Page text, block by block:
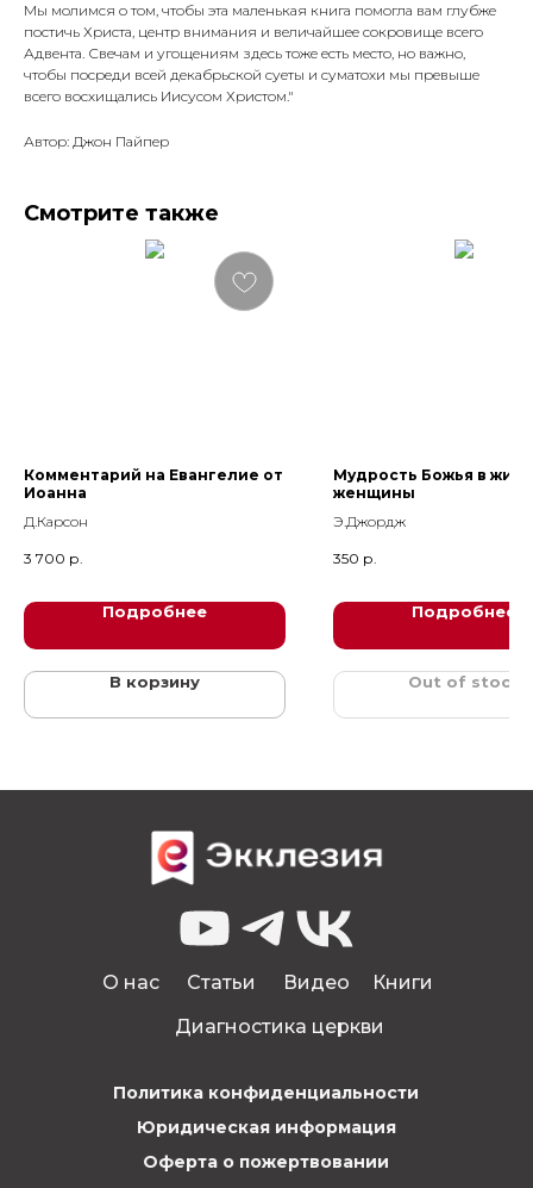
Мы молимся о том, чтобы эта маленькая книга помогла вам глубже
постичь Христа, центр внимания и величайшее сокровище всего
Адвента. Свечам и угощениям здесь тоже есть место, но важно,
чтобы посреди всей декабрьской суеты и суматохи мы превыше
всего восхищались Иисусом Христом."
Автор: Джон Пайпер
Смотрите также
Комментарий на Евангелие от
Иоанна
Д.Карсон
3 700 р.
Подробнее
В корзину
Мудрость Божья в
женщины
Э.Джордж
350 р.
Подробнее
Out of stock
О нас Статьи Видео
Книги
Диагностика церкви
Политика конфиденциальности
Юридическая информация
Оферта о пожертвовании